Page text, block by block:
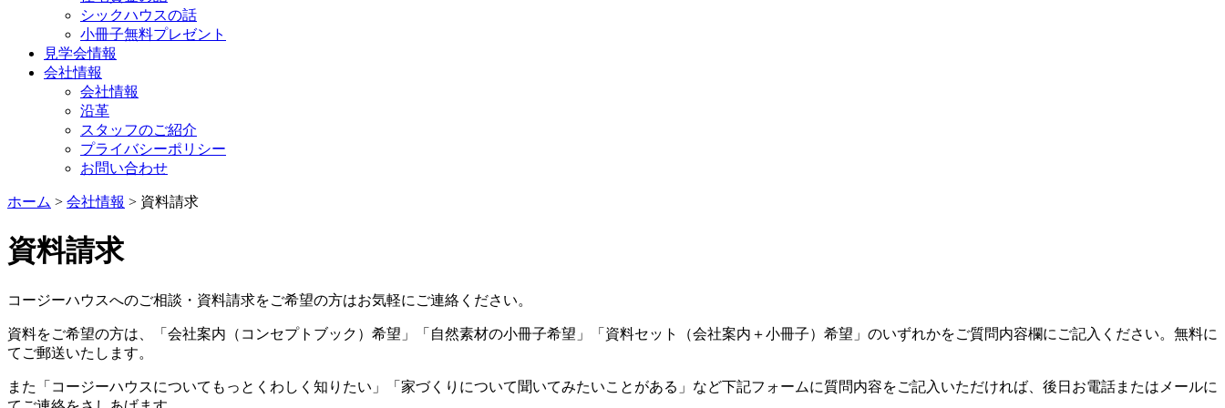
シックハウスの話
小冊子無料プレゼント
見学会情報
会社情報
会社情報
沿革
スタッフのご紹介
プライバシーポリシー
お問い合わせ
ホーム > 会社情報 > 資料請求
資料請求
コージーハウスへのご相談・資料請求をご希望の方はお気軽にご連絡ください。
資料をご希望の方は、「会社案内（コンセプトブック）希望」「自然素材の小冊子希望」「資料セット（会社案内＋小冊子）希望」のいずれかをご質問内容欄にご記入ください。無料に
てご郵送いたします。
また「コージーハウスについてもっとくわしく知りたい」「家づくりについて聞いてみたいことがある」など下記フォームに質問内容をご記入いただければ、後日お電話またはメールに